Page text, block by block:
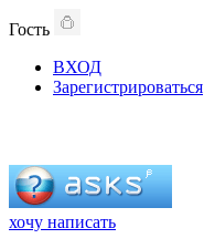
Гость
ВХОД
Зарегистрироваться
хочу написать